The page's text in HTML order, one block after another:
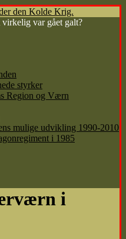
den Kolde Krig.
var gået galt?
styrker
Region og Værn
mulige udvikling 1990-2010
i 1985
i